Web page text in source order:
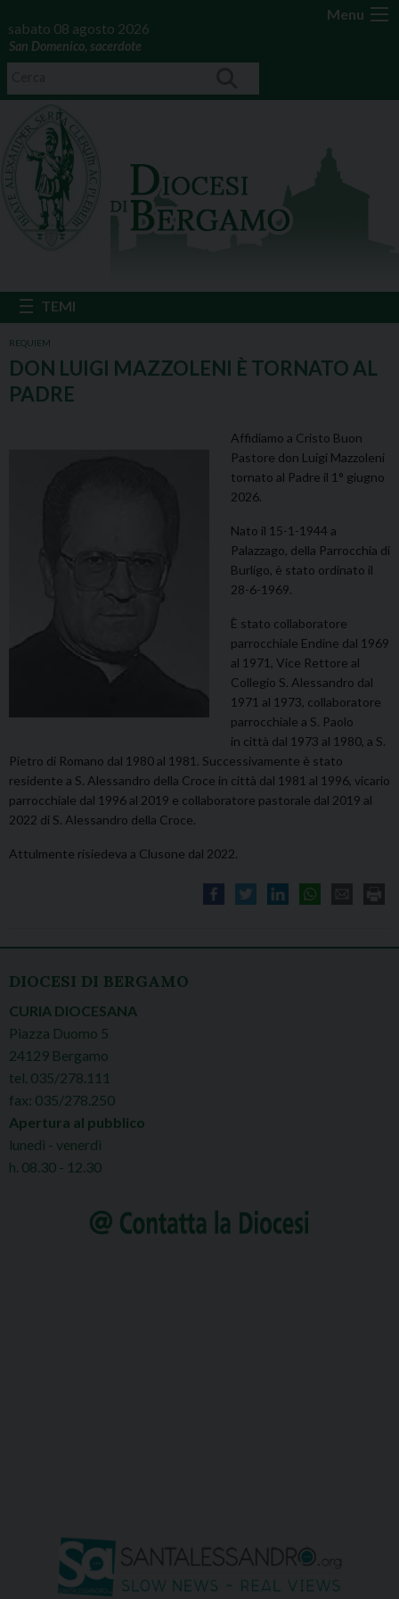
Menu
sabato 08 agosto 2026
San Domenico, sacerdote
REQUIEM
DON LUIGI MAZZOLENI È TORNATO AL
PADRE
Affidiamo a Cristo Buon
Pastore don Luigi Mazzoleni
tornato al Padre il 1° giugno
2026.
Nato il 15-1-1944 a
Palazzago, della Parrocchia di
Burligo, è stato ordinato il
28-6-1969.
È stato collaboratore
parrocchiale Endine dal 1969
al 1971, Vice Rettore al
Collegio S. Alessandro dal
1971 al 1973, collaboratore
parrocchiale a S. Paolo
in città dal 1973 al 1980, a S.
Pietro di Romano dal 1980 al 1981. Successivamente è stato
residente a S. Alessandro della Croce in città dal 1981 al 1996, vicario
parrocchiale dal 1996 al 2019 e collaboratore pastorale dal 2019 al
2022 di S. Alessandro della Croce.
Attulmente risiedeva a Clusone dal 2022.
DIOCESI DI BERGAMO
CURIA DIOCESANA
Piazza Duomo 5
24129 Bergamo
tel. 035/278.111
fax: 035/278.250
Apertura al pubblico
lunedì - venerdì
h. 08.30 - 12.30